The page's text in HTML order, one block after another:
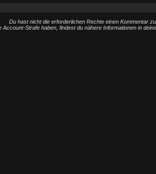
Du hast nicht die erforderlichen Rechte einen Kommentar
Account-Strafe haben, findest du nähere Informationen in